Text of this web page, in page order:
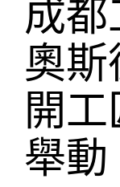
成都
奧
開
舉動